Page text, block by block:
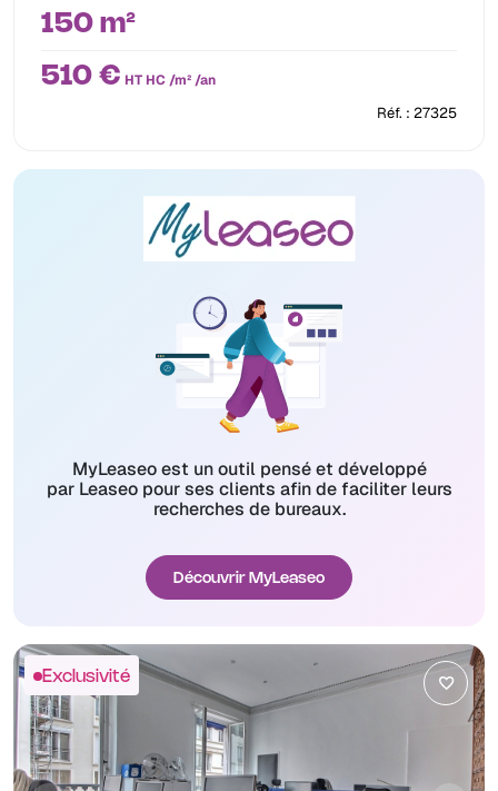
150 m²
510 € HT HC /m² /an
Réf. : 27325
MyLeaseo est un outil pensé et développé
par Leaseo pour ses clients afin de faciliter leurs
recherches de bureaux.
Découvrir MyLeaseo
Exclusivité